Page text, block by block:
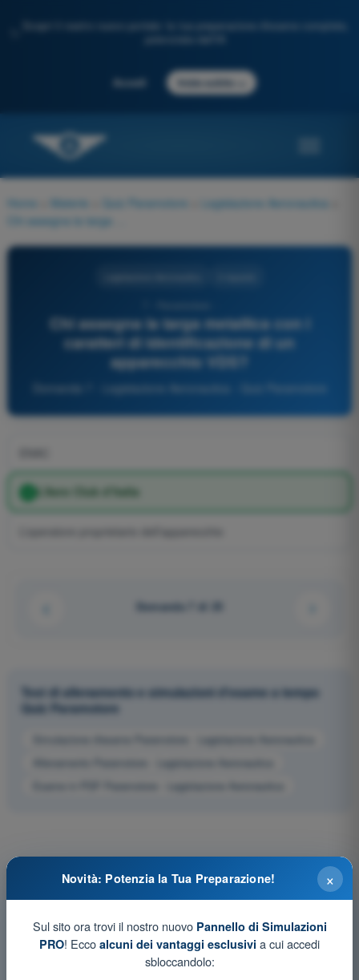
Scopri il nostro nuovo portale: la tua preparazione d'esame completa,
Accedi Inizia subito
Home Materie Quiz Paramotore Legislazione Aeronautica
Chi assegna la targa metallica con i
caratteri di identificazione di un
apparecchio VDS?
L’Aero Club d’Italia
Domanda 7 di 25
Test di allenamento e simulazioni d'esame a tempo
Quiz Paramotore
Simulazione d'esame Paramotore - Legislazione Aeronautica
Allenamento Paramotore - Legislazione Aeronautica
Esame in PDF Paramotore - Legislazione Aeronautica
×
Novità: Potenzia la Tua Preparazione!
Sul sito ora trovi il nostro nuovo Pannello di Simulazioni
PRO! Ecco alcuni dei vantaggi esclusivi a cui accedi
sbloccandolo: